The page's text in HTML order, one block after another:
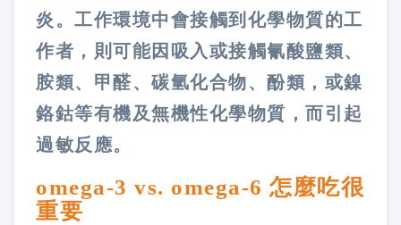
炎。工作環境中會接觸到化學物質的工
作者，則可能因吸入或接觸氰酸鹽類、
胺類、甲醛、碳氫化合物、酚類，或鎳
鉻鈷等有機及無機性化學物質，而引起
過敏反應。
omega-3 vs. omega-6 怎麼吃很
重要